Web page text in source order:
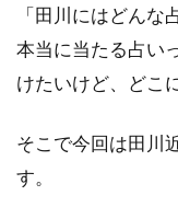
「田川にはどん
本当に当たる占い
けたいけど、どこ
そこで今回は田川
す。